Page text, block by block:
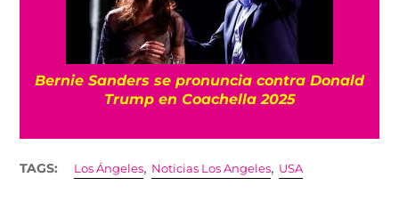
Bernie Sanders se pronuncia contra Donald
Trump en Coachella 2025
TAGS: Los Ángeles, Noticias Los Angeles, USA